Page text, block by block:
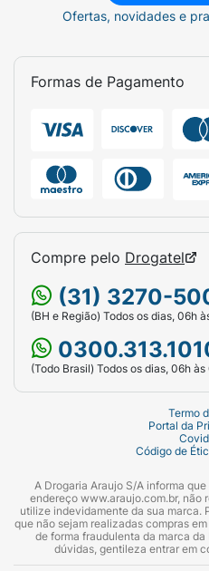
Ofertas, novidades e
Formas de Pagamento
Compre pelo Drogatel
(31) 3270-
(BH e Região) Todos os dias, 06h
(Todo Brasil) Todos os dias, 06h
Termo
Portal da
Código de
A Drogaria Araujo S/A informa
endereço www.araujo.com.br, não
utilize indevidamente da sua marca.
que não sejam realizadas compras
de forma fraudulenta da marca da
dúvidas, gentileza entrar em